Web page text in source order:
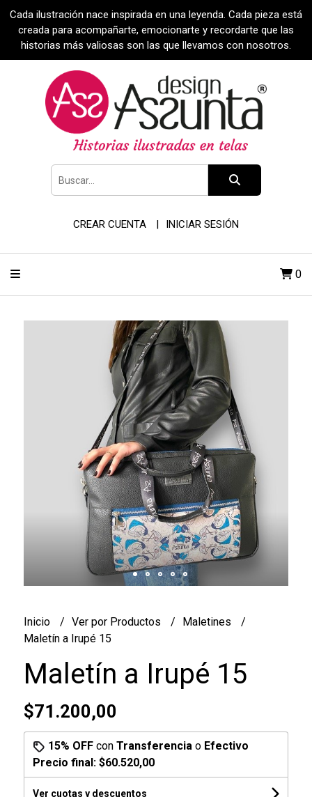
Cada ilustración nace inspirada en una leyenda. Cada pieza está
creada para acompañarte, emocionarte y recordarte que las
historias más valiosas son las que llevamos con nosotros.
CREAR CUENTA INICIAR SESIÓN
0
Inicio Ver por Productos
Maletines
Maletín a Irupé 15
Maletín a Irupé 15
$71.200,00
15% OFFcon Transferencia o Efectivo
Precio final: $60.520,00
Ver cuotas y descuentos